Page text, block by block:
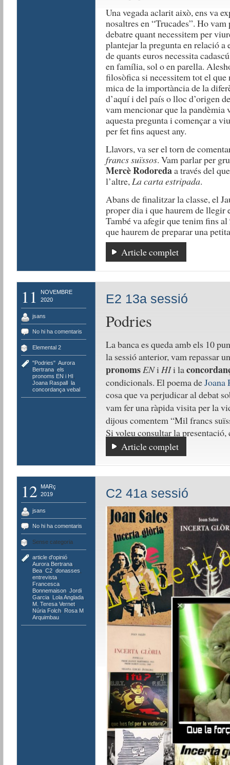
Una vegada aclarit això, ens va
nosaltres en “Trucades”. Ho
debatre quant necessitem per
plantejar la pregunta en relació
de quants euros necessita
en família, sol o en parella.
filosòfica si necessitem tot el
mica de la importància de la
d’aquí i del país o lloc d’origen
vam mencionar que la pandèmia
aquesta pregunta i començar a
per fet fins aquest any.
Llavors, va ser el torn de
francs suïssos. Vam parlar per
Mercè Rodoredaa través del
l’altre,La carta estripada.
Abans de finalitzar la classe, el
proper dia i que haurem de llegir
També va afegir que tenim fins al
que haurem de preparar una
Article complet
11
NOVEMBRE
2020
jsans
No hi ha comentaris
Elemental 2
"Podries", Aurora
Bertrana, els
pronoms EN i HI
Joana Raspall, la
concordança vebal
E2 13a sessió
Podries
La banca es queda amb els 10
la sessió anterior, vam repassar
pronomsENiHIi la
condicionals. El poema deJoana
cosa que va perjudicar al debat
vam fer una ràpida visita per la
dijous comentem “Mil francs
Si voleu consultar la
Article complet
12
MARç
2019
jsans
No hi ha comentaris
Sense categoria
article d'opinió,
Aurora Bertrana,
Bea, C2, donasses
entrevista,
Francesca
Bonnemaison, Jordi
Garcia, Lola Anglada,
M. Teresa Vernet,
Núria Folch, Rosa M
Arquimbau
C2 41a sessió